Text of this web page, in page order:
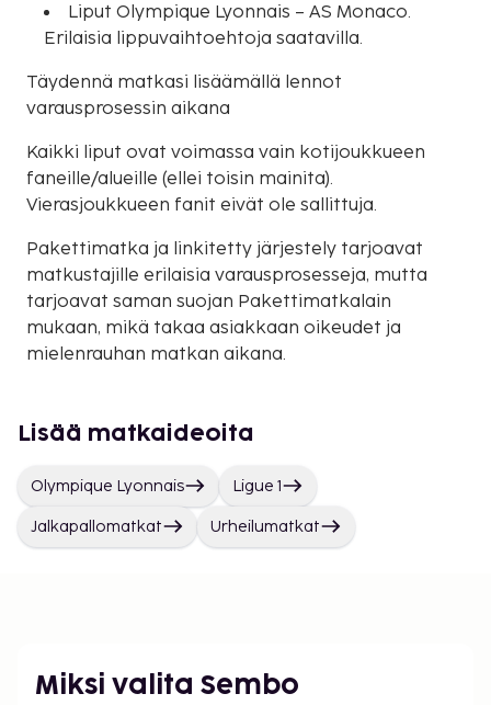
Liput Olympique Lyonnais – AS Monaco.
Erilaisia lippuvaihtoehtoja saatavilla.
Täydennä matkasi lisäämällä lennot
varausprosessin aikana
Kaikki liput ovat voimassa vain kotijoukkueen
faneille/alueille (ellei toisin mainita).
Vierasjoukkueen fanit eivät ole sallittuja.
Pakettimatka ja linkitetty järjestely tarjoavat
matkustajille erilaisia varausprosesseja, mutta
tarjoavat saman suojan Pakettimatkalain
mukaan, mikä takaa asiakkaan oikeudet ja
mielenrauhan matkan aikana.
Lisää matkaideoita
Olympique Lyonnais Ligue 1
Jalkapallomatkat Urheilumatkat
Miksi valita Sembo